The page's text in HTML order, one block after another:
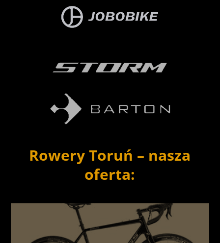
Rowery Toruń – nasza
oferta: